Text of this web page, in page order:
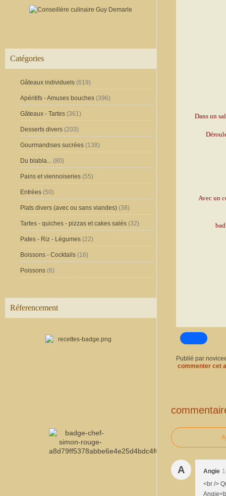
Catégories
Gâteaux individuels (619)
Apéritifs - Amuses bouches (396)
Gâteaux - Tartes (361)
Desserts divers (203)
Gourmandises sucrées (138)
Du blabla... (80)
Pains et viennoiseries (55)
Entrées (50)
Plats divers (avec ou sans viandes) (38)
Tartes - quiches - pizzas et cakes salés (32)
Pates - Riz - Légumes (22)
Boissons - Cocktails (16)
Poissons (6)
Réferencement
Dans un
Avec un
Publié par
commenter cet
A Angie
<br />